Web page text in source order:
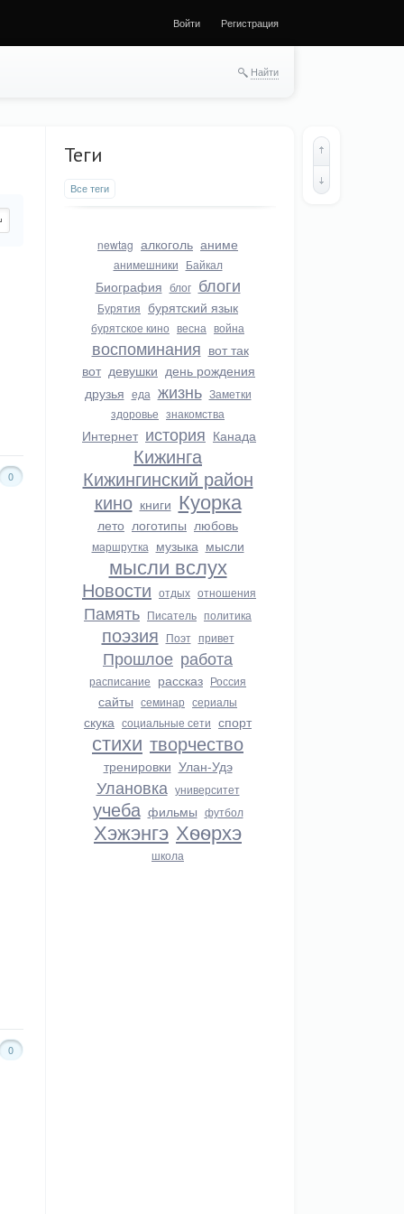
Войти Регистрация
Найти
0
0
Теги
Все теги
newtag алкоголь аниме
анимешники Байкал
Биография блог блоги
Бурятия бурятский язык
бурятское кино весна война
воспоминания вот так
вот девушки день рождения
друзья еда жизнь Заметки
здоровье знакомства
Интернет история Канада
Кижинга
Кижингинский район
кино книги Куорка
лето логотипы любовь
маршрутка музыка мысли
мысли вслух
Новости отдых отношения
Память Писатель политика
поэзия Поэт привет
Прошлое работа
расписание рассказ Россия
сайты семинар сериалы
скука социальные сети спорт
стихи творчество
тренировки Улан-Удэ
Улановка университет
учеба фильмы футбол
Хэжэнгэ Хѳѳрхэ
школа